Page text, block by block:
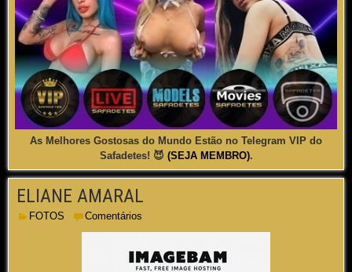
As Melhores Gostosas do Mundo Estão no Telegram VIP do
Safadetes! 😈 (SEJA MEMBRO).
ELIANE AMARAL
FOTOS Comentários